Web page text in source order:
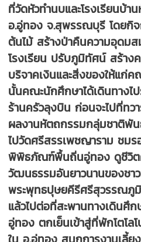
ที่วัดหัวทำนบและโรงเรียนบ้
อ.อู่ทอง จ.สุพรรณบุรี โดยกิ
ต้นไม้ สร้างป่าคืนความอุดม
โรงเรียน ปรับภูมิทัศน์ สร้าง
บริจาคเงินและสิ่งของให้แก่
นั้นคณะนักศึกษาได้เดินทางไ
ร้านครัวลุงบิน ก่อนจะไปที่ทว
ผลงานหัตถกรรมกลุ่มชาติพัน
ไปวัดศรีสรรเพชญาราม ชม
พิพิธภัณฑ์พื้นถิ่นอู่ทอง ดูชีวิต
วัฒนธรรมอันยาวนานของชา
พระพุทธปุษยคีรีศรีสุวรรณภู
แล้วไปต่อที่สะพานทางเดินศึ
อู่ทอง ตกเย็นเข้าสู่ที่พักโตโล